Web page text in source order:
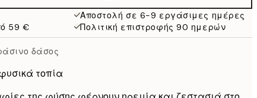
104,80 €
Αποστολή σε 6-9 εργάσιμες ημέρες
59 €
Πολιτική επιστροφής 90 ημερών
δάσος
τοπία